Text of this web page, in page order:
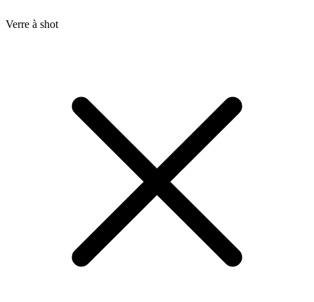
Verre à shot